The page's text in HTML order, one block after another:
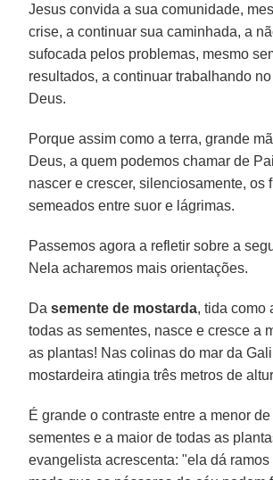
Jesus convida a sua comunidade,
crise, a continuar sua caminhada, a
sufocada pelos problemas, mesmo
resultados, a continuar trabalhando
Deus.
Porque assim como a terra, grande
Deus, a quem podemos chamar de
nascer e crescer, silenciosamente, os
semeados entre suor e lágrimas.
Passemos agora a refletir sobre a
Nela acharemos mais orientações.
Dasemente de mostarda, tida como
todas as sementes, nasce e cresce a
as plantas! Nas colinas do mar da
mostardeira atingia três metros de
É grande o contraste entre a menor
sementes e a maior de todas as
evangelista acrescenta: "ela dá